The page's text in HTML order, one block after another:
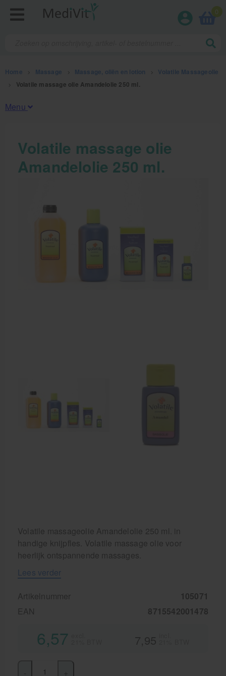
0
Home Massage Massage, oliën en lotion
Volatile Massageolie
Volatile massage olie Amandelolie 250 ml.
Menu
Fysiotherapieproducten
Verbruiksmaterialen
Massage, oliën en lotion
Zalven, crèmes, etherische olie
Massage accessoires
Cursussen
Volatile massage olie
Amandelolie 250 ml.
Volatile massageolie Amandelolie 250 ml. in
handige knijpfles. Volatile massage olie voor
heerlijk ontspannende massages.
Lees verder
Artikelnummer
105071
EAN
8715542001478
6,57 7,95